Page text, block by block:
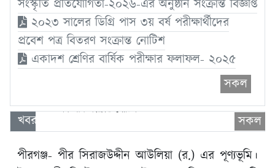
সংস্কৃতি প্রতিযোগিতা-২০২৬-এর অনুষ্ঠান সংক্রান্ত বিজ্ঞপ্তি
২০২৩ সালের ডিগ্রি পাস ৩য় বর্ষ পরীক্ষার্থীদের
প্রবেশ পত্র বিতরণ সংক্রান্ত নোটিশ
একাদশ শ্রেণির বার্ষিক পরীক্ষার ফলাফল- ২০২৫
সকল
খবর
নবীনবরণ এবং বার্ষিক ক্রীড়া ও শিক্ষা, সাহিত্য ও সংস্কৃতি
প্রতিযোগিতা-২০২৬-এর অনুষ্ঠান সংক্রান্ত বিজ্ঞপ্তি
সকল
পীরগঞ্জ- পীর সিরাজউদ্দীন আউলিয়া (র.) এর পূণ্যভূমি।